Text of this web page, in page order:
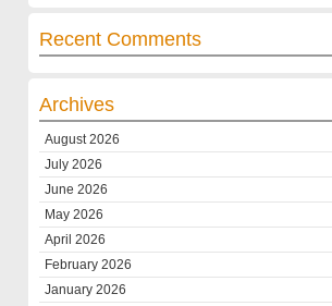
Recent Comments
Archives
August 2026
July 2026
June 2026
May 2026
April 2026
February 2026
January 2026